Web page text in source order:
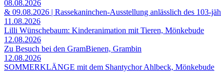
08.08.2026
& 09.08.2026 | Rassekaninchen-Ausstellung anlässlich des 103-
11.08.2026
Lilli Wünschebaum: Kinderanimation mit Tieren, Mönkebude
12.08.2026
Zu Besuch bei den GramBienen, Grambin
12.08.2026
SOMMERKLÄNGE mit dem Shantychor Ahlbeck, Mönkebude